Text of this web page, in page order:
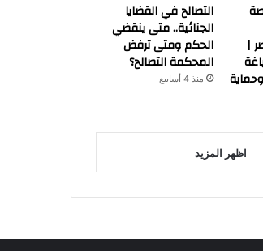
|
التصالح في القضايا
الجنائية.. متى ينقضي
الحكم ومتى ترفض
المحكمة التصالح؟
منذ 4 أسابيع
اظهر المزيد